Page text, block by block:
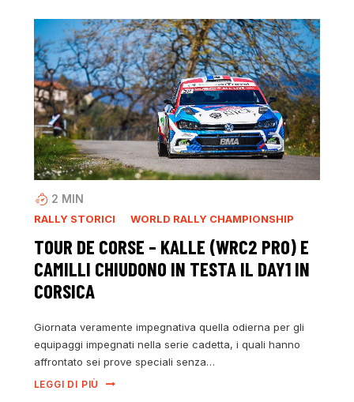
2 MIN
RALLY STORICI WORLD RALLY CHAMPIONSHIP
TOUR DE CORSE – KALLE (WRC2 PRO) E
CAMILLI CHIUDONO IN TESTA IL DAY1 IN
CORSICA
Giornata veramente impegnativa quella odierna per gli
equipaggi impegnati nella serie cadetta, i quali hanno
affrontato sei prove speciali senza…
LEGGI DI PIÙ